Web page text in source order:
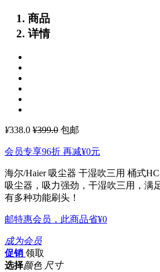
商品
详情
¥338.0 ¥399.0 包邮
会员专享96折 再减¥0元
海尔/Haier 吸尘器 干湿吹三用 桶式
吸尘器，吸力强劲，干湿吹三用，满
有多种功能刷头！
邮特惠会员，此商品省¥0
成为会员
促销 领取
选择颜色 尺寸